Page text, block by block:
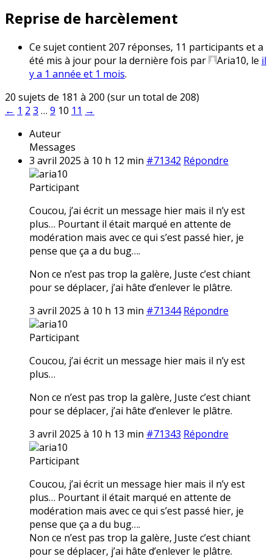
Reprise de harcèlement
Ce sujet contient 207 réponses, 11 participants et a
été mis à jour pour la dernière fois par
Aria10, le il
y a 1 année et 1 mois.
20 sujets de 181 à 200 (sur un total de 208)
← 1 2 3 … 9 10 11 →
Auteur
Messages
3 avril 2025 à 10 h 12 min #71342 Répondre
aria10
Participant
Coucou, j’ai écrit un message hier mais il n’y est
plus… Pourtant il était marqué en attente de
modération mais avec ce qui s’est passé hier, je
pense que ça a du bug….
Non ce n’est pas trop la galère, Juste c’est chiant
pour se déplacer, j’ai hâte d’enlever le plâtre.
3 avril 2025 à 10 h 13 min #71344 Répondre
aria10
Participant
Coucou, j’ai écrit un message hier mais il n’y est
plus…
Non ce n’est pas trop la galère, Juste c’est chiant
pour se déplacer, j’ai hâte d’enlever le plâtre.
3 avril 2025 à 10 h 13 min #71343 Répondre
aria10
Participant
Coucou, j’ai écrit un message hier mais il n’y est
plus… Pourtant il était marqué en attente de
modération mais avec ce qui s’est passé hier, je
pense que ça a du bug….
Non ce n’est pas trop la galère, Juste c’est chiant
pour se déplacer, j’ai hâte d’enlever le plâtre.